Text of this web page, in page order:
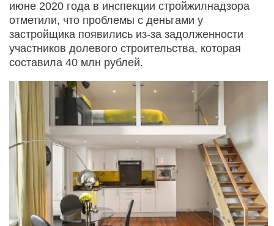
июне 2020 года в инспекции стройжилнадзора
отметили, что проблемы с деньгами у
застройщика появились из-за задолженности
участников долевого строительства, которая
составила 40 млн рублей.